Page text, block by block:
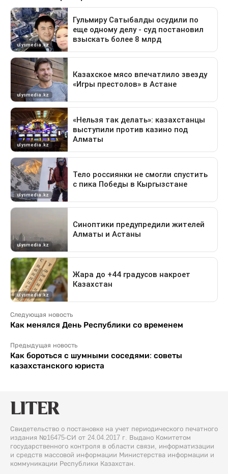
Следующая новость
Как менялся День Республики со временем
Предыдущая новость
Как бороться с шумными соседями: советы
казахстанского юриста
Свидетельство о постановке на учет периодического печатного
издания №16475-СИ от 24.04.2017 г. Выдано Комитетом
государственного контроля в области связи, информатизации
и средств массовой информации Министерства информации и
коммуникации Республики Казахстан.